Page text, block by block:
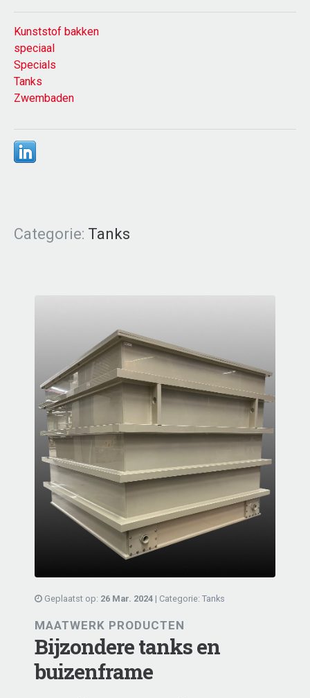
Kunststof bakken
speciaal
Specials
Tanks
Zwembaden
Categorie: Tanks
Geplaatst op: 26 Mar. 2024 | Categorie: Tanks
MAATWERK PRODUCTEN
Bijzondere tanks en
buizenframe